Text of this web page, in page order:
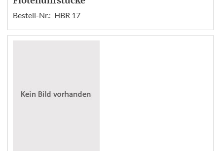
Bestell-Nr.: HBR 17